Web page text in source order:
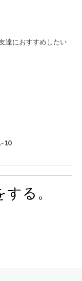
達におすすめしたい
10
る。